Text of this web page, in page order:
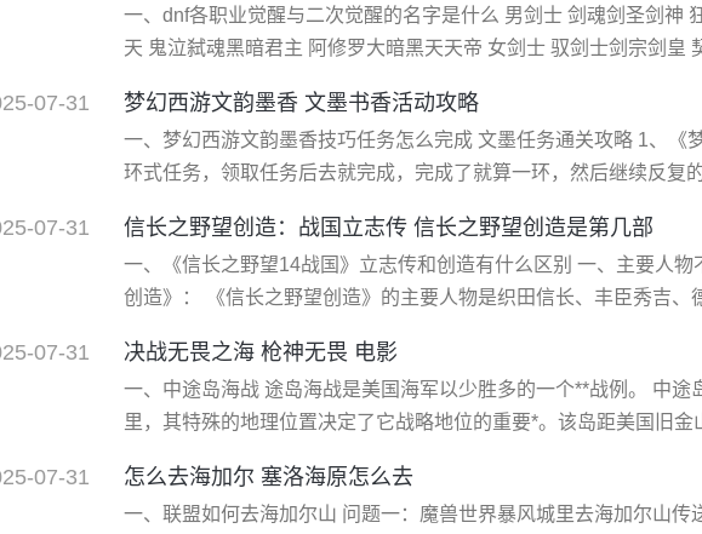
代的英雄与可怕的敌人展开一场生存大战
一、dnf各职业觉醒与二次觉醒的名字是什么 男剑士 剑魂剑圣剑神
天 鬼泣弑魂黑暗君主 阿修罗大暗黑天天帝 女剑士 驭剑士剑宗剑皇
街霸*王*神绝 散打武神*武圣 男格斗 柔道家**火山宗师 气功师狂虎
街之王 散打武**武皇 男枪手
07-31 梦幻西游文韵墨香 文墨书香活动攻略
一、梦幻西游文韵墨香技巧任务怎么完成 文墨任务通关攻略 1、《
环式任务，领取任务后去就完成，完成了就算一环，然后继续反复
npc，然后走回长安就可以了，回长安途中会触发一次战斗。 3、第
问下阵员外，然后到武馆战斗，直接杀中间的梁木就可以了，凤凰
07-31 信长之野望创造：战国立志传 信长之野望创造是第几部
一、《信长之野望14战国》立志传和创造有什么区别 一、主要人物
创造》： 《信长之野望创造》的主要人物是织田信长、丰臣秀吉、
村。 二、发行时间不同： 1.《信长之野望创造》： 《信长之野望创
年12月12日。 2.《信长之野望创造：战国立志传》：
07-31 决战无畏之海 枪神无畏 电影
一、中途岛海战 途岛海战是美国海军以少胜多的一个**战例。 中途
里，其特殊的地理位置决定了它战略地位的重要*。该岛距美国旧金
里，是美国在中太平洋地区的重要军事基地和交通枢纽，也是美军
阵地。中途岛一但失守，*亡齿寒，美太平洋舰队的大本营珍珠港也
07-31 怎么去海加尔 塞洛海原怎么去
一、联盟如何去海加尔山 问题一：魔兽世界暴风城里去海加尔山传